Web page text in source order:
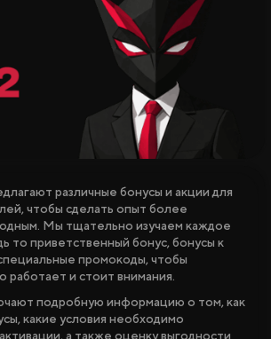
различные бонусы и акции для
чтобы сделать опыт более
Мы тщательно изучаем каждое
то приветственный бонус, бонусы к
промокоды, чтобы
работает и стоит внимания.
подробную информацию о том, как
какие условия необходимо
а также оценку выгодности